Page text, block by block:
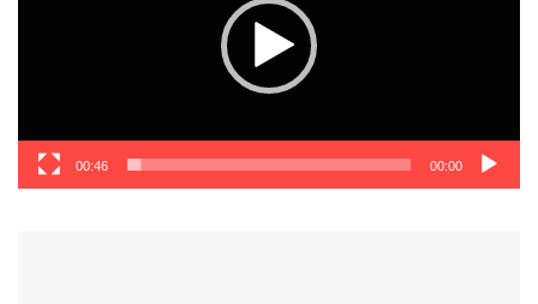
00:00
00:46